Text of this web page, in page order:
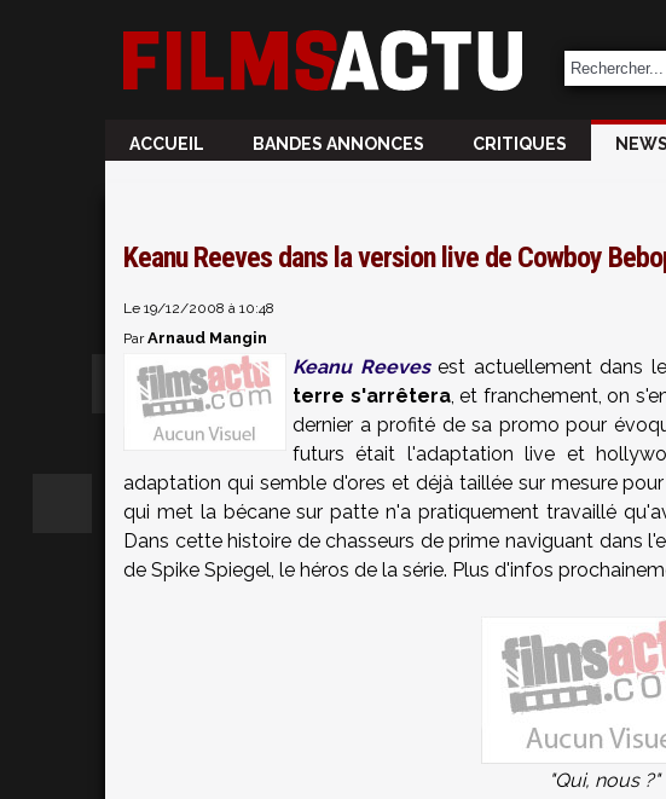
ACCUEIL BANDES ANNONCES CRITIQUES NEWS
Keanu Reeves dans la version live de Cowboy
Le 19/12/2008 à 10:48
ParArnaud Mangin
Keanu Reevesest actuellement dans
terre s'arrêtera, et franchement, on
dernier a profité de sa promo pour
futurs était l'adaptation live et
adaptation qui semble d'ores et déjà taillée sur mesure
qui met la bécane sur patte n'a pratiquement travaillé
Dans cette histoire de chasseurs de prime naviguant dans
de Spike Spiegel, le héros de la série. Plus d'infos
"Qui, nous ?"